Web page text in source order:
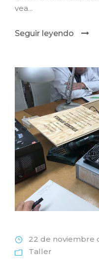
vea...
Seguir leyendo
22 de noviembre
Taller